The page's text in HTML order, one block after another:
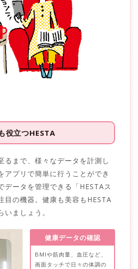
役立つHESTA
るまで、様々なデータを計測し
アプリで簡単に行うことができ
データを管理できる「HESTAス
目の機器。健康も美容もHESTA
ましょう。
健康データの確認
BMIや筋肉量、血圧など、
画面タッチで日々の体調の